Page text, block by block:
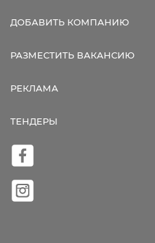
ДОБАВИТЬ КОМПАНИЮ
РАЗМЕСТИТЬ ВАКАНСИЮ
РЕКЛАМА
ТЕНДЕРЫ